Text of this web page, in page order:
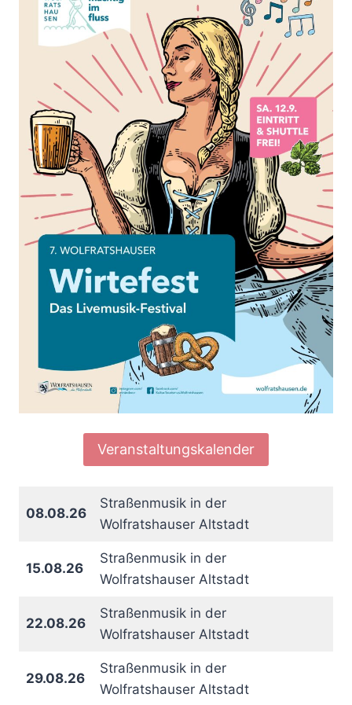
Veranstaltungskalender
08.08.26
Straßenmusik in der
Wolfratshauser Altstadt
15.08.26
Straßenmusik in der
Wolfratshauser Altstadt
22.08.26
Straßenmusik in der
Wolfratshauser Altstadt
29.08.26
Straßenmusik in der
Wolfratshauser Altstadt